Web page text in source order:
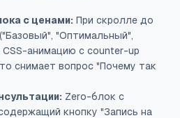
с ценами: При скролле до
"Оптимальный",
CSS-анимацию с counter-up
снимает вопрос "Почему так
Zero-блок с
кнопку "Запись на